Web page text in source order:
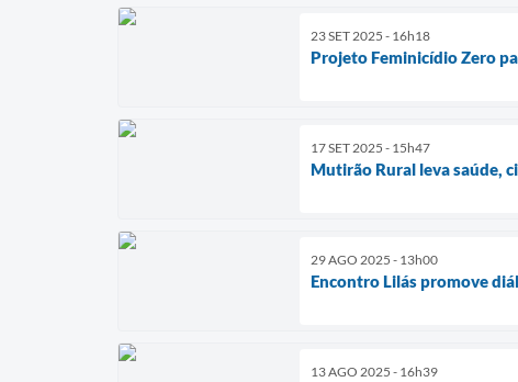
23 SET 2025 - 16h18
Projeto Feminicídio Zero
17 SET 2025 - 15h47
Mutirão Rural leva saúde,
29 AGO 2025 - 13h00
Encontro Lilás promove
13 AGO 2025 - 16h39